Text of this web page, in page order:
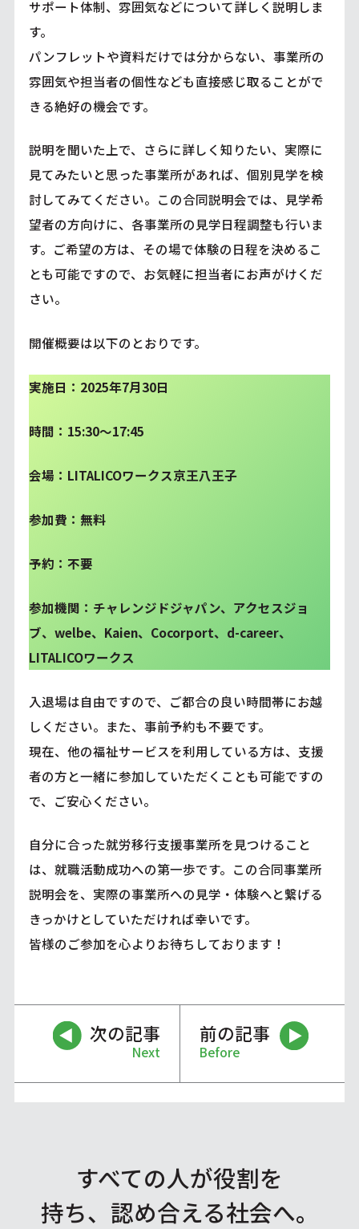
サポート体制、雰囲気などについて詳しく説明しま
す。
パンフレットや資料だけでは分からない、事業所の
雰囲気や担当者の個性なども直接感じ取ることがで
きる絶好の機会です。
説明を聞いた上で、さらに詳しく知りたい、実際に
見てみたいと思った事業所があれば、個別見学を検
討してみてください。この合同説明会では、見学希
望者の方向けに、各事業所の見学日程調整も行いま
す。ご希望の方は、その場で体験の日程を決めるこ
とも可能ですので、お気軽に担当者にお声がけくだ
さい。
開催概要は以下のとおりです。
実施日：2025年7月30日
時間：15:30～17:45
会場：LITALICOワークス京王八王子
参加費：無料
予約：不要
参加機関：チャレンジドジャパン、アクセスジョ
ブ、welbe、Kaien、Cocorport、d-career、
LITALICOワークス
入退場は自由ですので、ご都合の良い時間帯にお越
しください。また、事前予約も不要です。
現在、他の福祉サービスを利用している方は、支援
者の方と一緒に参加していただくことも可能ですの
で、ご安心ください。
自分に合った就労移行支援事業所を見つけること
は、就職活動成功への第一歩です。この合同事業所
説明会を、実際の事業所への見学・体験へと繋げる
きっかけとしていただければ幸いです。
皆様のご参加を心よりお待ちしております！
次の記事
Next
前の記事
Before
すべての人が役割を
持ち、認め合える社会へ。